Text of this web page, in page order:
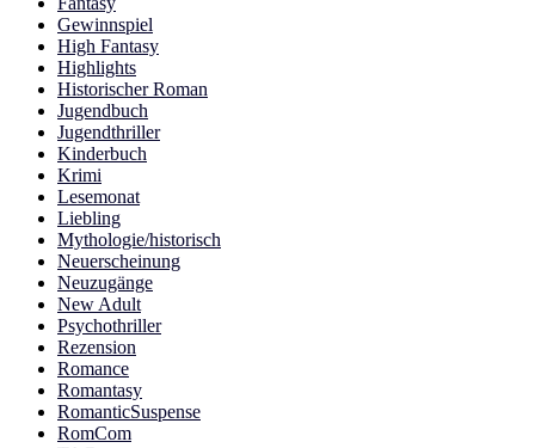
Gewinnspiel
High Fantasy
Highlights
Historischer Roman
Jugendbuch
Jugendthriller
Kinderbuch
Krimi
Lesemonat
Liebling
Mythologie/historisch
Neuerscheinung
Neuzugänge
New Adult
Psychothriller
Rezension
Romance
Romantasy
RomanticSuspense
RomCom